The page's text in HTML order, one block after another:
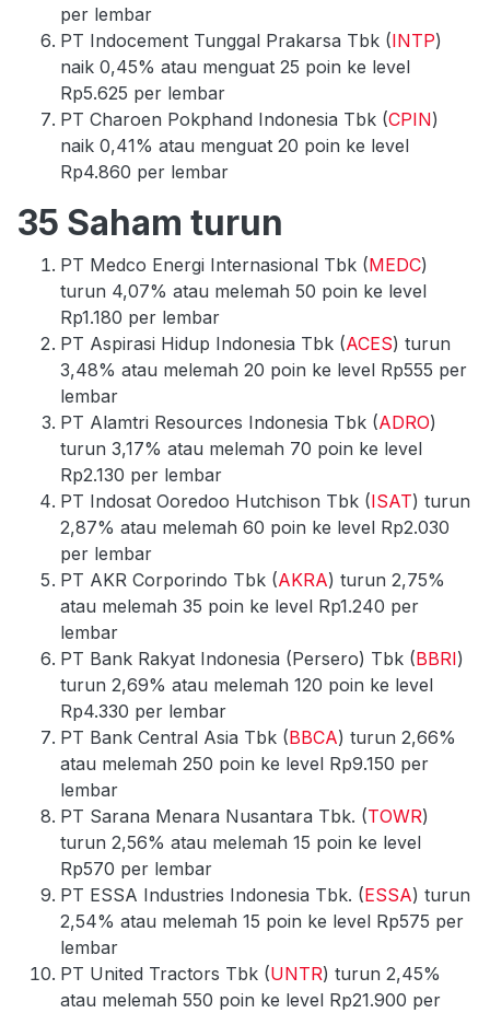
per lembar
PT Indocement Tunggal Prakarsa Tbk (INTP)
naik 0,45% atau menguat 25 poin ke level
Rp5.625 per lembar
PT Charoen Pokphand Indonesia Tbk (CPIN)
naik 0,41% atau menguat 20 poin ke level
Rp4.860 per lembar
35 Saham turun
PT Medco Energi Internasional Tbk (MEDC)
turun 4,07% atau melemah 50 poin ke level
Rp1.180 per lembar
PT Aspirasi Hidup Indonesia Tbk (ACES) turun
3,48% atau melemah 20 poin ke level Rp555 per
lembar
PT Alamtri Resources Indonesia Tbk (ADRO)
turun 3,17% atau melemah 70 poin ke level
Rp2.130 per lembar
PT Indosat Ooredoo Hutchison Tbk (ISAT) turun
2,87% atau melemah 60 poin ke level Rp2.030
per lembar
PT AKR Corporindo Tbk (AKRA) turun 2,75%
atau melemah 35 poin ke level Rp1.240 per
lembar
PT Bank Rakyat Indonesia (Persero) Tbk (BBRI)
turun 2,69% atau melemah 120 poin ke level
Rp4.330 per lembar
PT Bank Central Asia Tbk (BBCA) turun 2,66%
atau melemah 250 poin ke level Rp9.150 per
lembar
PT Sarana Menara Nusantara Tbk. (TOWR)
turun 2,56% atau melemah 15 poin ke level
Rp570 per lembar
PT ESSA Industries Indonesia Tbk. (ESSA) turun
2,54% atau melemah 15 poin ke level Rp575 per
lembar
PT United Tractors Tbk (UNTR) turun 2,45%
atau melemah 550 poin ke level Rp21.900 per